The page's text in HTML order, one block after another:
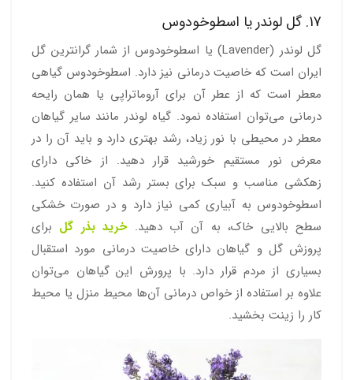
17. گل لوندر یا اسطوخودوس
گل لوندر (Lavender) یا اسطوخودوس از شمار گرانترین گل
ایران است که خاصیت درمانی نیز دارد. اسطوخودوس گیاهی
معطر است که از عطر آن برای آروماتراپی یا همان رایحه
درمانی می‌توان استفاده نمود. گیاه لوندر مانند سایر گیاهان
معطر در محیطی با نور زیاد، رشد بهتری دارد و باید آن را در
معرض نور مستقیم خورشید قرار دهید. از خاکی دارای
زهکشی مناسب و سبک برای بستر رشد آن استفاده کنید.
اسطوخودوس به آبیاری کمی نیاز دارد و در صورت خشکی
سطح بالایی خاک، به آن آب دهید.خرید بذر گل برای
پروزش گل و گیاهان دارای خاصیت درمانی مورد استقبال
بسیاری از مردم قرار دارد. با پرورش این گیاهان می‌توان
علاوه بر استفاده از خواص درمانی آن‌ها محیط منزل یا محیط
کار را زینت بخشید.